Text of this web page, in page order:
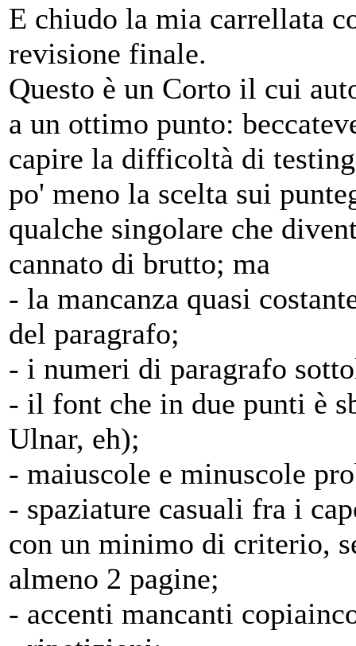
E chiudo la mia carrellata
revisione finale.
Questo è un Corto il cui
a un ottimo punto:
capire la difficoltà di
po' meno la scelta sui
qualche singolare che
cannato di brutto; ma
- la mancanza quasi
del paragrafo;
- i numeri di paragrafo
- il font che in due punti è
Ulnar, eh);
- maiuscole e minuscole
- spaziature casuali fra i
con un minimo di criterio,
almeno 2 pagine;
- accenti mancanti